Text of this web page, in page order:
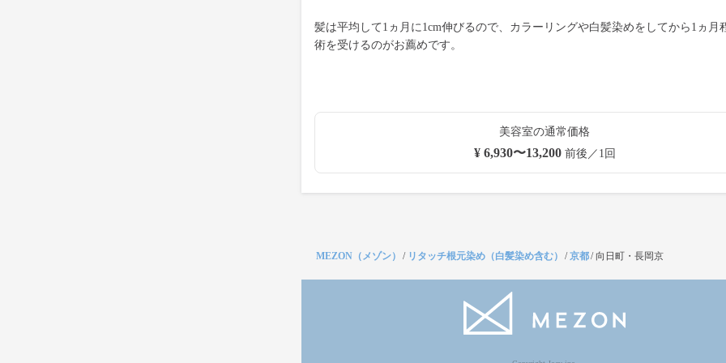
髪は平均して1ヵ月に1cm伸びるので、カラーリングや白髪染めをしてから1ヵ月
術を受けるのがお薦めです。
美容室の通常価格
¥ 6,930〜13,200前後／1回
MEZON（メゾン） / リタッチ根元染め（白髪染め含む） /京都/向日町・長岡京